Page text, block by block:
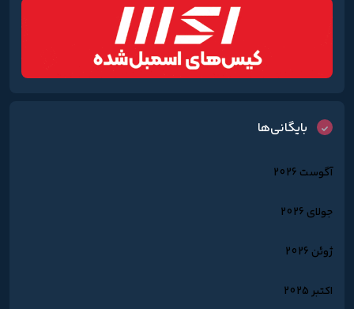
بایگانی‌ها
آگوست 2026
جولای 2026
ژوئن 2026
اکتبر 2025